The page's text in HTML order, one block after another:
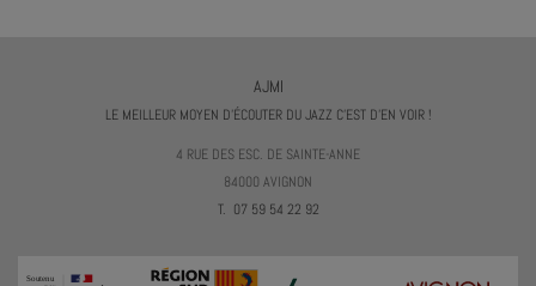
AJMI
LE MEILLEUR MOYEN D'ÉCOUTER DU JAZZ C'EST D'EN VOIR !
4 RUE DES ESC. DE SAINTE-ANNE
84000 AVIGNON
T. 07 59 54 22 92